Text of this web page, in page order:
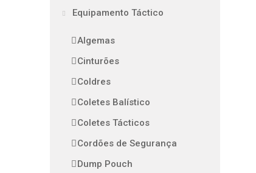
Equipamento Táctico
Algemas
Cinturões
Coldres
Coletes Balístico
Coletes Tácticos
Cordões de Segurança
Dump Pouch